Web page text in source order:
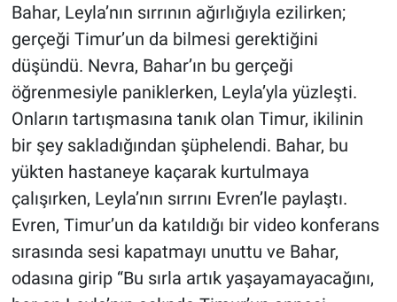
Bahar, Leyla’nın sırrının ağırlığıyla ezilirken;
gerçeği Timur’un da bilmesi gerektiğini
düşündü. Nevra, Bahar’ın bu gerçeği
öğrenmesiyle paniklerken, Leyla’yla yüzleşti.
Onların tartışmasına tanık olan Timur, ikilinin
bir şey sakladığından şüphelendi. Bahar, bu
yükten hastaneye kaçarak kurtulmaya
çalışırken, Leyla’nın sırrını Evren’le paylaştı.
Evren, Timur’un da katıldığı bir video konferans
sırasında sesi kapatmayı unuttu ve Bahar,
odasına girip “Bu sırla artık yaşayamayacağını,